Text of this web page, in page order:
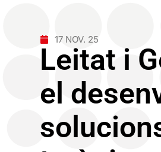
17 NOV. 25
Leitat i
el